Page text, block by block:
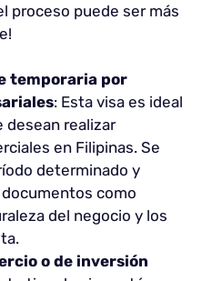
proceso puede ser más
temporaria por
: Esta visa es ideal
desean realizar
en Filipinas. Se
determinado y
como
del negocio y los
o de inversión